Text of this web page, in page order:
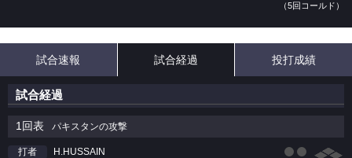
（5回コールド）
試合速報 試合経過 投打成績
試合経過
1回表 パキスタンの攻撃
打者
H.HUSSAIN